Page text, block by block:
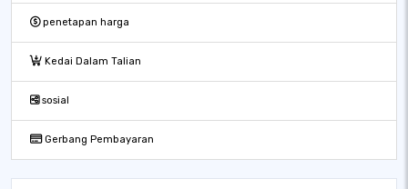
penetapan harga
Kedai Dalam Talian
sosial
Gerbang Pembayaran